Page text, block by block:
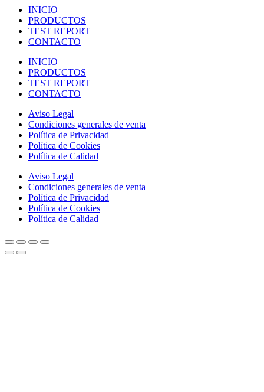
INICIO
PRODUCTOS
TEST REPORT
CONTACTO
INICIO
PRODUCTOS
TEST REPORT
CONTACTO
Aviso Legal
Condiciones generales de venta
Política de Privacidad
Política de Cookies
Política de Calidad
Aviso Legal
Condiciones generales de venta
Política de Privacidad
Política de Cookies
Política de Calidad